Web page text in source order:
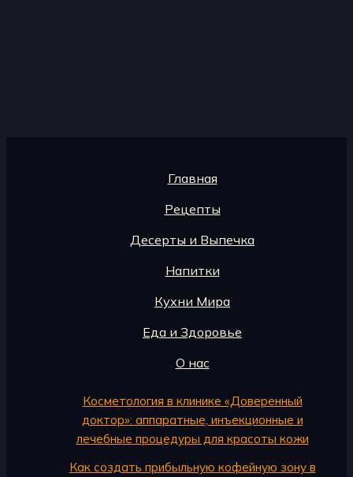
Главная
Рецепты
Десерты и Выпечка
Напитки
Кухни Мира
Еда и Здоровье
О нас
Косметология в клинике «Доверенный
доктор»: аппаратные, инъекционные и
лечебные процедуры для красоты кожи
Как создать прибыльную кофейную зону в